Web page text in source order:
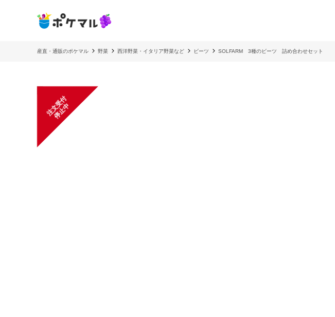
産直・通販のポケマル 野菜 西洋野菜・イタリア野菜など ビーツ SOLFARM 3種のビーツ 詰め合わせセット
注
文
受
付
停
止
中